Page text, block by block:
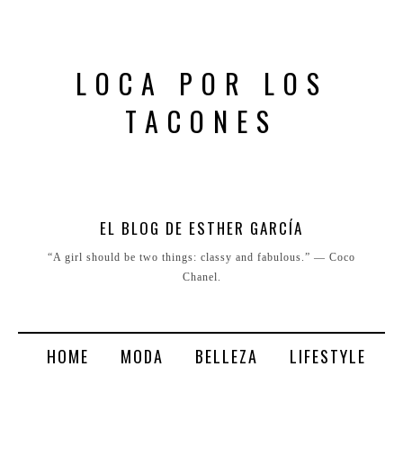
LOCA POR LOS
TACONES
EL BLOG DE ESTHER GARCÍA
“A girl should be two things: classy and fabulous.” ― Coco
Chanel.
HOME MODA BELLEZA LIFESTYLE